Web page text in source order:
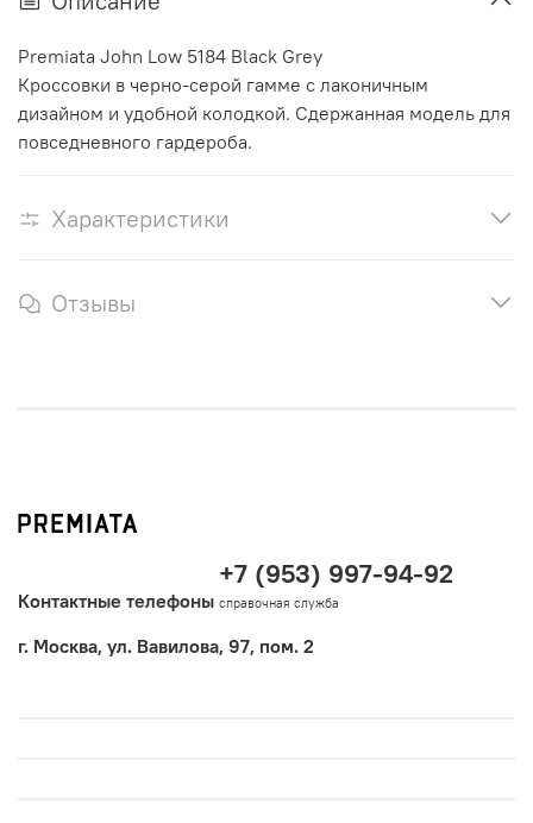
Premiata John Low 5184 Black Grey
Кроссовки в черно-серой гамме с лаконичным
дизайном и удобной колодкой. Сдержанная модель для
повседневного гардероба.
Характеристики
Отзывы
Контактные телефоны
+7 (953) 997-94-92
справочная служба
г. Москва, ул. Вавилова, 97, пом. 2